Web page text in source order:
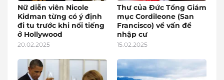
Nữ diễn viên Nicole
Kidman từng có ý định
đi tu trước khi nổi tiếng
ở Hollywood
20.02.2025
Thư của Đức Tổng Giám
mục Cordileone (San
Francisco) về vấn đề
nhập cư
15.02.2025